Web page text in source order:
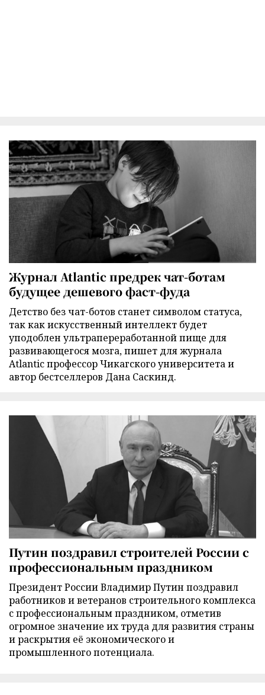
Журнал Atlantic предрек чат-ботам
будущее дешевого фаст-фуда
Детство без чат-ботов станет символом статуса,
так как искусственный интеллект будет
уподоблен ультрапереработанной пище для
развивающегося мозга, пишет для журнала
Atlantic профессор Чикагского университета и
автор бестселлеров Дана Саскинд.
Путин поздравил строителей России с
профессиональным праздником
Президент России Владимир Путин поздравил
работников и ветеранов строительного комплекса
с профессиональным праздником, отметив
огромное значение их труда для развития страны
и раскрытия её экономического и
промышленного потенциала.